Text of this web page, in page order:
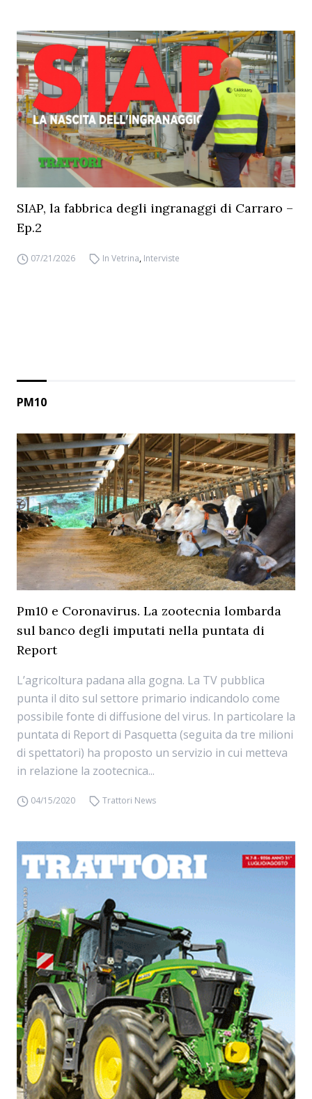
SIAP, la fabbrica degli ingranaggi di Carraro –
Ep.2
07/21/2026 In Vetrina, Interviste
PM10
Pm10 e Coronavirus. La zootecnia lombarda
sul banco degli imputati nella puntata di
Report
L’agricoltura padana alla gogna. La TV pubblica
punta il dito sul settore primario indicandolo come
possibile fonte di diffusione del virus. In particolare la
puntata di Report di Pasquetta (seguita da tre milioni
di spettatori) ha proposto un servizio in cui metteva
in relazione la zootecnica...
04/15/2020 Trattori News